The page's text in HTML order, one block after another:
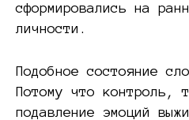
сформировались на
личности.
Подобное состояние
Потому что контроль,
подавление эмоций